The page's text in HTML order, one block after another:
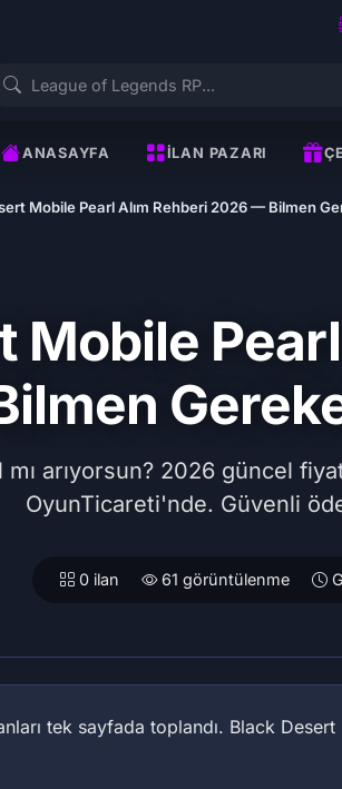
ANASAYFA İLAN PAZARI
Mobile Pearl Alım Rehberi 2026 — Bilmen
Mobile
arıyorsun? 2026 güncel
OyunTicareti'nde. Güvenli
0 ilan 61 görüntülenme
tek sayfada toplandı. Black